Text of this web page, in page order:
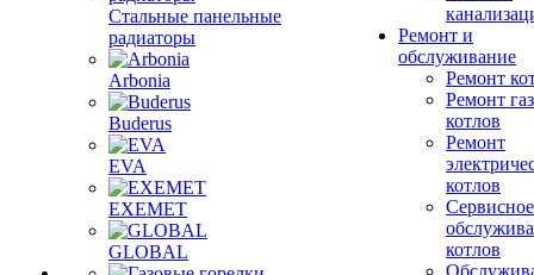
Стальные панельные
радиаторы
Arbonia
Buderus
EVA
EXEMET
GLOBAL
Ремонт и
обслуживание
Ремонт
Ремонт
котлов
Ремонт
котлов
Сервисное
котлов